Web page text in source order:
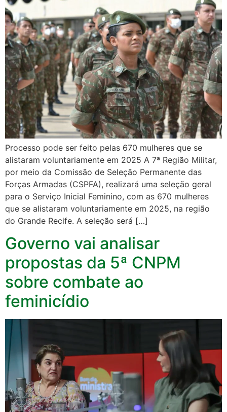
Processo pode ser feito pelas 670 mulheres que se
alistaram voluntariamente em 2025 A 7ª Região Militar,
por meio da Comissão de Seleção Permanente das
Forças Armadas (CSPFA), realizará uma seleção geral
para o Serviço Inicial Feminino, com as 670 mulheres
que se alistaram voluntariamente em 2025, na região
do Grande Recife. A seleção será […]
Governo vai analisar
propostas da 5ª CNPM
sobre combate ao
feminicídio